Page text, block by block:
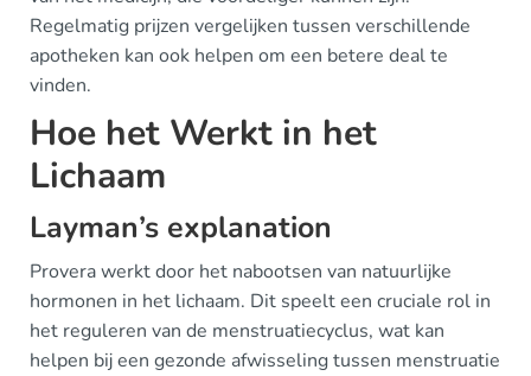
Regelmatig prijzen vergelijken tussen verschillende
apotheken kan ook helpen om een betere deal te
vinden.
Hoe het Werkt in het
Lichaam
Layman’s explanation
Provera werkt door het nabootsen van natuurlijke
hormonen in het lichaam. Dit speelt een cruciale rol in
het reguleren van de menstruatiecyclus, wat kan
helpen bij een gezonde afwisseling tussen menstruatie